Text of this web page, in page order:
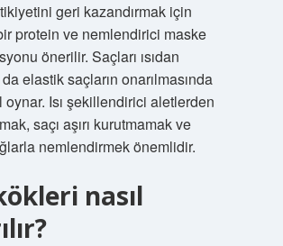
geri kazandırmak için
protein ve nemlendirici maske
önerilir. Saçları ısıdan
elastik saçların onarılmasında
oynar. Isı şekillendirici aletlerden
saçı aşırı kurutmamak ve
nemlendirmek önemlidir.
nasıl